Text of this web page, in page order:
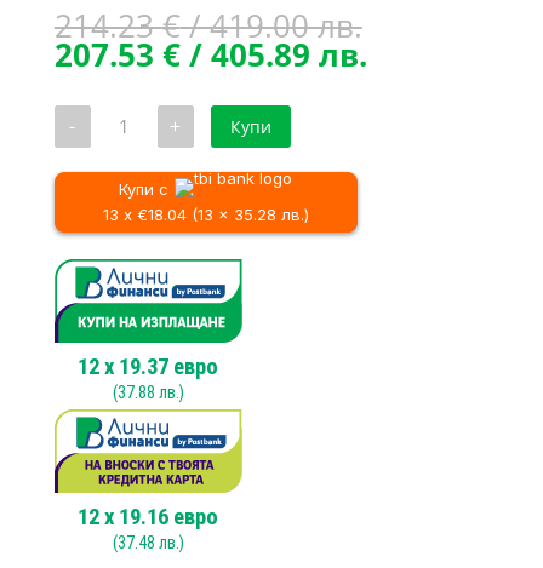
214.23€/ 419.00 лв.Original
price
was:
207.53 €/ 405.89 лв.Текущата
цена
- количество
Акумулаторен
перфоратор
STATUS
MPB20
SDS
Plus
+ Купи
Купи с
13 x €18.04 (13 x 35.28 лв.)
12x 19.37 евро
(37.88 лв.)
12x 19.16 евро
(37.48 лв.)